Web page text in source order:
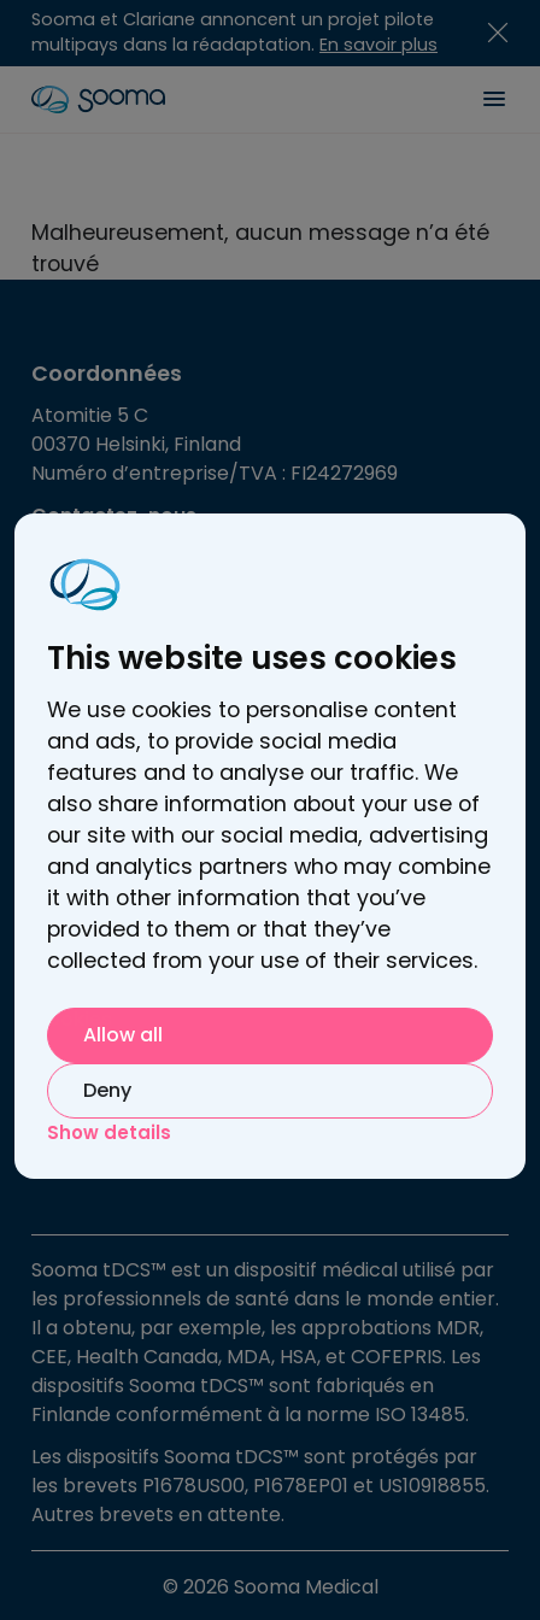
This website uses cookies
We use cookies to personalise content
and ads, to provide social media
features and to analyse our traffic. We
also share information about your use of
our site with our social media, advertising
and analytics partners who may combine
it with other information that you’ve
provided to them or that they’ve
collected from your use of their services.
Allow all
Deny
Show details
Sooma et Clariane annoncent un projet pilote
multipays dans la réadaptation.En savoir plus
Skip
Sooma
Malheureusement, aucun message n’a été
trouvé
Coordonnées
Atomitie 5 C
00370 Helsinki, Finland
Numéro d’entreprise/TVA : FI24272969
Contactez-nous
Liens
Le traitement de la dépression
La prise en charge de la douleur
Sooma tDCS™
Informations patient
Publications
À propos de Sooma
Actualités
Connexion au portail Sooma
Informations légales
Conditions générales d'utilisation
Politique de confidentialité
Cookies
Suivez-nous sur
LinkedIn
Sooma tDCS™ est un dispositif médical utilisé par
les professionnels de santé dans le monde entier.
Il a obtenu, par exemple, les approbations MDR,
CEE, Health Canada, MDA, HSA, et COFEPRIS. Les
dispositifs Sooma tDCS™ sont fabriqués en
Finlande conformément à la norme ISO 13485.
Les dispositifs Sooma tDCS™ sont protégés par
les brevets P1678US00, P1678EP01 et US10918855.
Autres brevets en attente.
© 2026 Sooma Medical